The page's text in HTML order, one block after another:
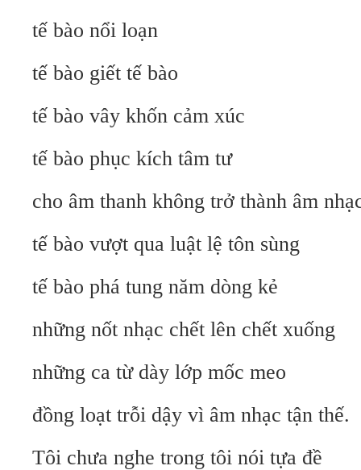
tế bào nổi loạn
tế bào giết tế bào
tế bào vây khốn cảm xúc
tế bào phục kích tâm tư
cho âm thanh không trở thành âm
tế bào vượt qua luật lệ tôn sùng
tế bào phá tung năm dòng kẻ
những nốt nhạc chết lên chết xuống
những ca từ dày lớp mốc meo
đồng loạt trỗi dậy vì âm nhạc tận thế.
Tôi chưa nghe trong tôi nói tựa đề